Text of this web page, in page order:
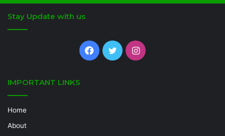
Stay Update with us
Facebook
TwitterInstagram
IMPORTANT LINKS
Home
About